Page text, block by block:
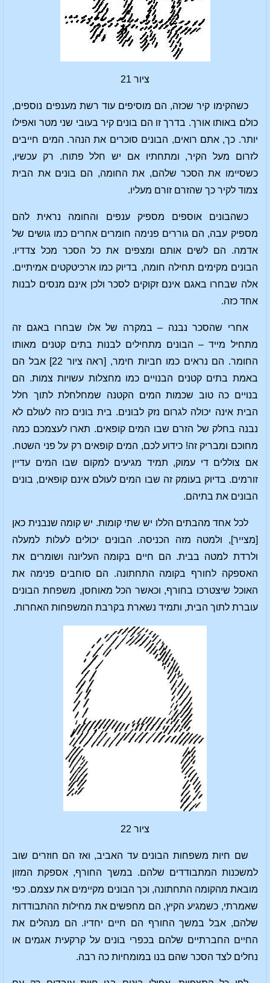
ציור 21
כשהקימו קיר שכזה, הם מוסיפים עוד רשת מענפים נוספים,
כולם באותו אורך. בדרך זו הם בונים קיר בעובי שני מטר ואפילו
יותר. כך, אתם רואים, הבונים סוכרים את הנהר. המים חייבים
לזרום מעל הקיר, ומתחתיו אם יש חלל פתוח. רק עכשיו,
כשסיימו את הסכר שלהם, את החומה, הם בונים את הבית
צמוד לקיר כך שהזרם זורם מעליו.
כשהבונים אוספים מספיק ענפים והחומה נראית להם
מספיק עבה, הם גוררים פנימה חומרים אחרים כמו גושים של
אדמה. הם לשים אותם ומצפים את כל הסכר מכל צדדיו.
הבונים מקימים תחילה חומה, בדיוק כמו ארכיטקטים אמיתיים.
אלה שבחרו באגם אינם זקוקים לסכר ולכן אינם מנסים לבנות
אחד כזה.
אחרי שהסכר נבנה – במקרה של אלו שבחרו באגם זה
מתחיל מייד – הבונים מתחילים לבנות בתים קטנים מאותו
החומר. הם נראים כמו חביות חימר, [ראה ציור 22] אבל הם
באמת בתים קטנים הבנויים כמו מחצלות עשויות צמות. הם
בנויים כה טוב שכמות המים הקטנה שמחלחלת לתוך חלל
הבית אינה יכולה לגרום נזק לבונים. בית בונים כזה לעולם לא
נבנה בחלק של הזרם שבו המים קופאים. תארו לעצמכם כמה
מחוכם ומבריק זה! כידוע לכם, המים קופאים רק על פני השטח.
אם צוללים די עמוק, תמיד מגיעים למקום שבו המים עדיין
זורמים. בדיוק בעומק זה שבו המים לעולם אינם קופאים, בונים
הבונים את בתיהם.
לכל אחד מהבתים הללו יש שתי קומות. יש קומה שנבנית כאן
[מצייר], ולמטה מזה הכניסה. הבונים יכולים לעלות למעלה
ולרדת למטה בבית. הם חיים בקומה העליונה ושומרים את
האספקה לחורף בקומה התחתונה. הם סוחבים פנימה את
האוכל שיצטרכו בחורף, וכאשר הכל מאוחסן, משפחת הבונים
עוברת לתוך הבית, ותמיד נשארת בקרבת המשפחות האחרות.
ציור 22
שם חיות משפחות הבונים עד האביב, ואז הם חוזרים שוב
למשכנות המתבודדים שלהם. במשך החורף, אספקת המזון
מובאת מהקומה התחתונה, וכך הבונים מקיימים את עצמם. כפי
שאמרתי, כשמגיע הקיץ, הם מחפשים את מחילות ההתבודדות
שלהם, אבל במשך החורף הם חיים יחדיו. הם מנהלים את
החיים החברתיים שלהם בכפרי בונים על קרקעית אגמים או
נחלים לצד הסכר שהם בנו במומחיות כה רבה.